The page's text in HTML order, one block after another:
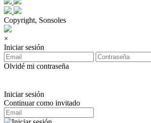
Copyright, Sonsoles
×
Iniciar sesión
Olvidé mi contraseña
Iniciar sesión
Continuar como invitado